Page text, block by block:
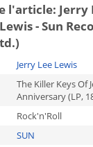
l'article: Jerry
- Sun
Jerry Lee Lewis
The Killer Keys Of
Anniversary (LP,
Rock'n'Roll
SUN